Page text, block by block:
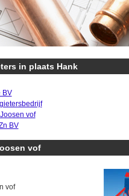
in plaats Hank
BV
vof
BV
vof
vof